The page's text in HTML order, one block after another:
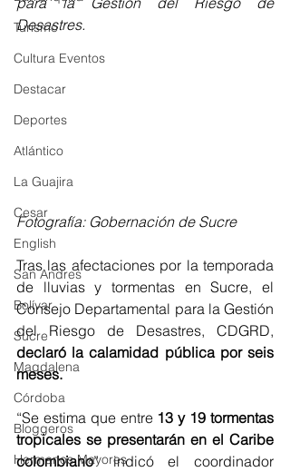
Turismo
Cultura Eventos
Destacar
Deportes
Atlántico
La Guajira
Cesar
English
San Andres
Bolívar
Sucre
Magdalena
Córdoba
Bloggeros
Hermanos Mayores
Desastres.
Fotografía: Gobernación de Sucre
Tras las afectaciones por la temporada
de lluvias y tormentas en Sucre, el
Consejo Departamental para la Gestión
declaró la calamidad pública por seis
meses.
“Se estima que entre 13 y 19 tormentas
tropicales se presentarán en el Caribe
colombiano” indicó el coordinador